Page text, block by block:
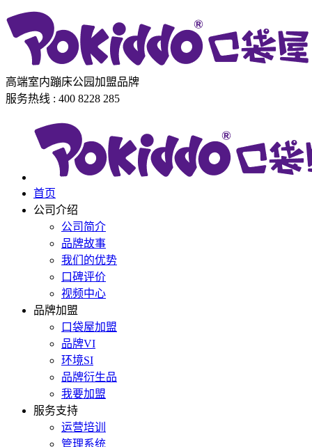
高端室内蹦床公园加盟品牌
服务热线 : 400 8228 285
首页
公司介绍
公司简介
品牌故事
我们的优势
口碑评价
视频中心
品牌加盟
口袋屋加盟
品牌VI
环境SI
品牌衍生品
我要加盟
服务支持
运营培训
管理系统